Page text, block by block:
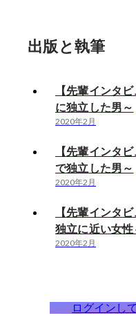
出版と執筆
【先輩インタ
に独立した男～
2020年2月
【先輩インタ
で独立した男～
2020年2月
【先輩インタ
独立に近い女性
2020年2月
ログインし